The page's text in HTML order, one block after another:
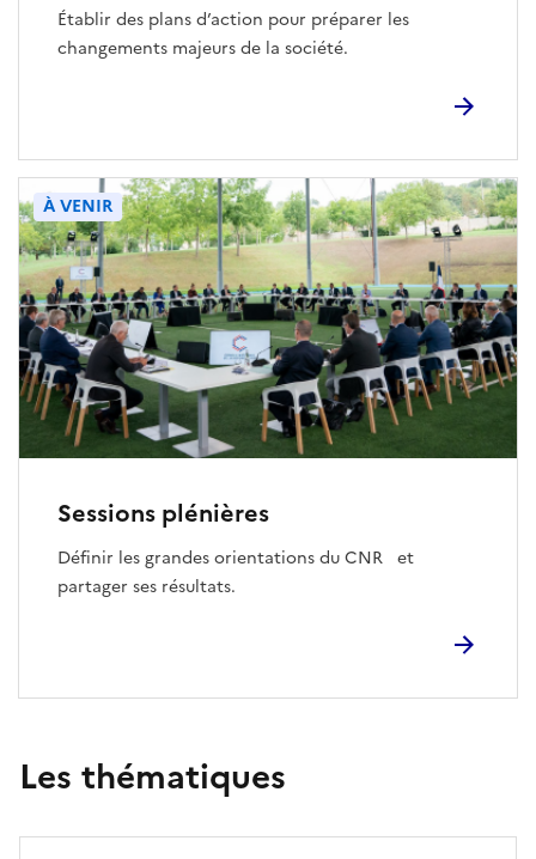
Établir des plans d’action pour préparer les
changements majeurs de la société.
Sessions plénières
Définir les grandes orientations du CNR et
partager ses résultats.
À VENIR
Les thématiques